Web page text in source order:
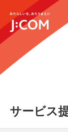
サービス